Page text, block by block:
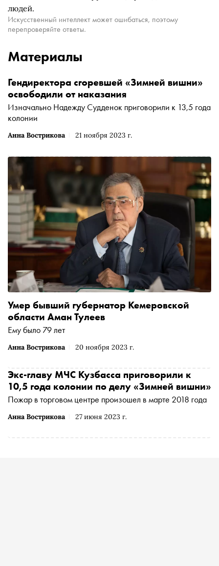
людей.
Искусственный интеллект может ошибаться, поэтому
перепроверяйте ответы.
Материалы
Анна Вострикова 21 ноября 2023 г.
Гендиректора сгоревшей «Зимней вишни»
освободили от наказания
Изначально Надежду Судденок приговорили к 13,5 года
колонии
Анна Вострикова 20 ноября 2023 г.
Умер бывший губернатор Кемеровской
области Аман Тулеев
Ему было 79 лет
Анна Вострикова 27 июня 2023 г.
Экс-главу МЧС Кузбасса приговорили к
10,5 года колонии по делу «Зимней вишни»
Пожар в торговом центре произошел в марте 2018 года